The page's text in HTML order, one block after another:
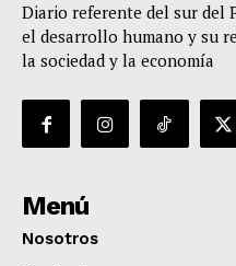
Diario referente del sur del
el desarrollo humano y su
la sociedad y la economía
Menú
Nosotros